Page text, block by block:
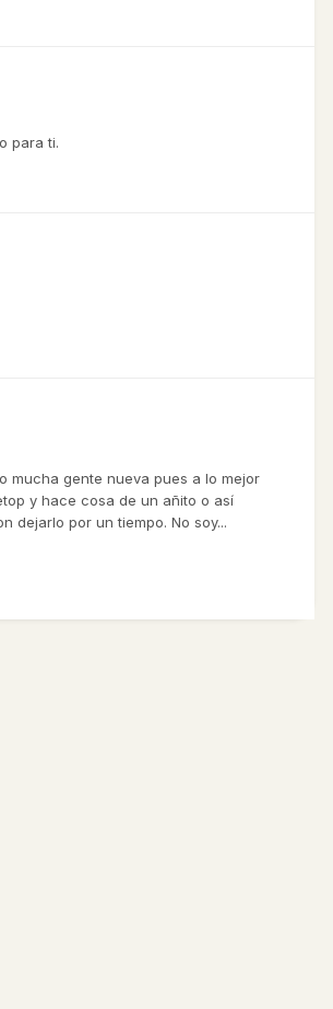
para ti.
mucha gente nueva pues a lo mejor
y hace cosa de un añito o así
dejarlo por un tiempo. No soy...